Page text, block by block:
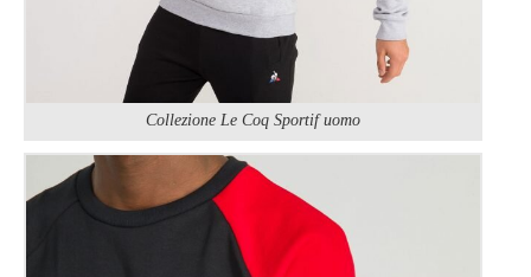
Collezione Le Coq Sportif uomo